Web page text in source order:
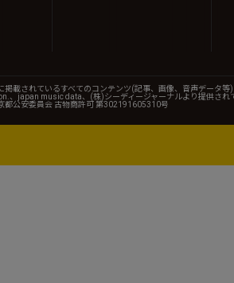
掲載されているすべてのコンテンツ(記事、画像、音声データ
、japan music data、(株)シーディージャーナルより提供され
都公安委員会 古物商許可 第302191605310号